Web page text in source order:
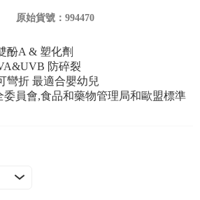
原始貨號：994470
酚A & 塑化劑
防碎裂
彎折 最適合嬰幼兒
員會,食品和藥物管理局和歐盟標準